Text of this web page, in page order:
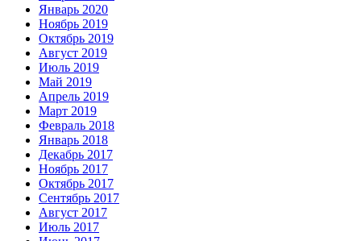
Январь 2020
Ноябрь 2019
Октябрь 2019
Август 2019
Июль 2019
Май 2019
Апрель 2019
Март 2019
Февраль 2018
Январь 2018
Декабрь 2017
Ноябрь 2017
Октябрь 2017
Сентябрь 2017
Август 2017
Июль 2017